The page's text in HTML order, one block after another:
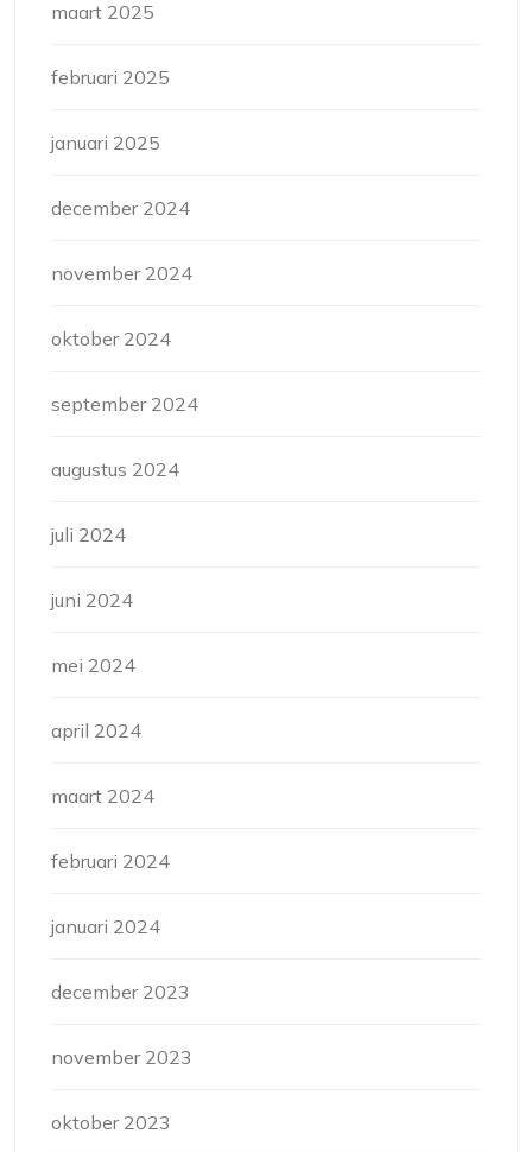
maart 2025
februari 2025
januari 2025
december 2024
november 2024
oktober 2024
september 2024
augustus 2024
juli 2024
juni 2024
mei 2024
april 2024
maart 2024
februari 2024
januari 2024
december 2023
november 2023
oktober 2023